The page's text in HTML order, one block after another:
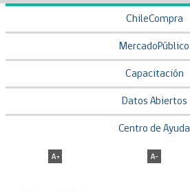
ChileCompra
MercadoPúblico
Capacitación
Datos Abiertos
Centro de Ayuda